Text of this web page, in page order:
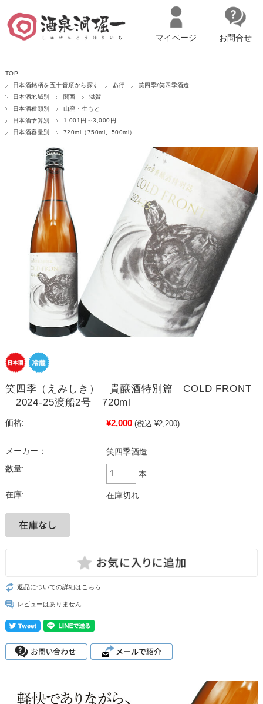
マイページへログイン カートをみる
マイページ お問合せ
TOP
日本酒銘柄を五十音順から探す
あ行
笑四季/笑四季酒造
日本酒地域別
関西
滋賀
日本酒種類別
山廃・生もと
日本酒予算別
1,001円～3,000円
日本酒容量別
720ml（750ml、500ml）
笑四季（えみしき） 貴醸酒特別篇 COLD FRONT
2024-25渡船2号 720ml
価格: ¥2,000 (税込 ¥2,200)
メーカー：
笑四季酒造
数量:
本
在庫: 在庫切れ
返品についての詳細はこちら
レビューはありません